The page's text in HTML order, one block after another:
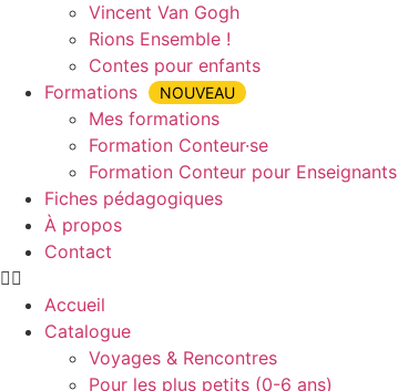
Vincent Van Gogh
Rions Ensemble !
Contes pour enfants
Formations
NOUVEAU
Mes formations
Formation Conteur·se
Formation Conteur pour Enseignants
Fiches pédagogiques
À propos
Contact
Accueil
Catalogue
Voyages & Rencontres
Pour les plus petits (0-6 ans)